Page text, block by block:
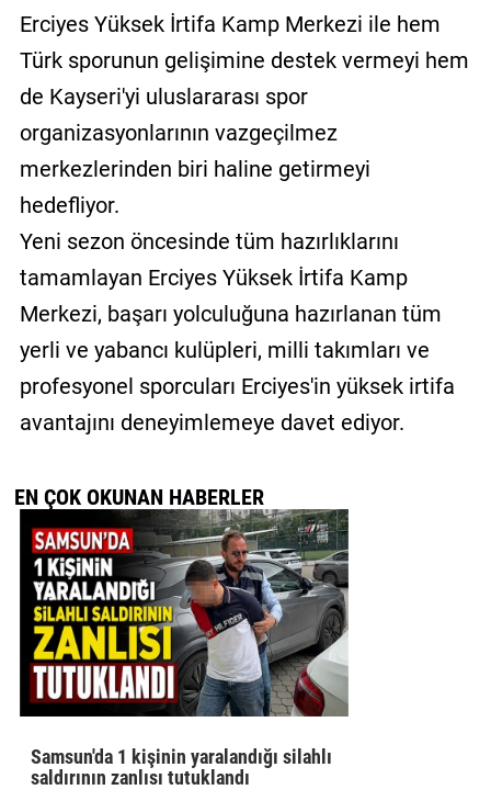
Erciyes Yüksek İrtifa Kamp Merkezi ile hem
Türk sporunun gelişimine destek vermeyi hem
de Kayseri'yi uluslararası spor
organizasyonlarının vazgeçilmez
merkezlerinden biri haline getirmeyi
hedefliyor.
Yeni sezon öncesinde tüm hazırlıklarını
tamamlayan Erciyes Yüksek İrtifa Kamp
Merkezi, başarı yolculuğuna hazırlanan tüm
yerli ve yabancı kulüpleri, milli takımları ve
profesyonel sporcuları Erciyes'in yüksek irtifa
avantajını deneyimlemeye davet ediyor.
EN ÇOK OKUNAN HABERLER
Samsun'da 1 kişinin yaralandığı silahlı
saldırının zanlısı tutuklandı